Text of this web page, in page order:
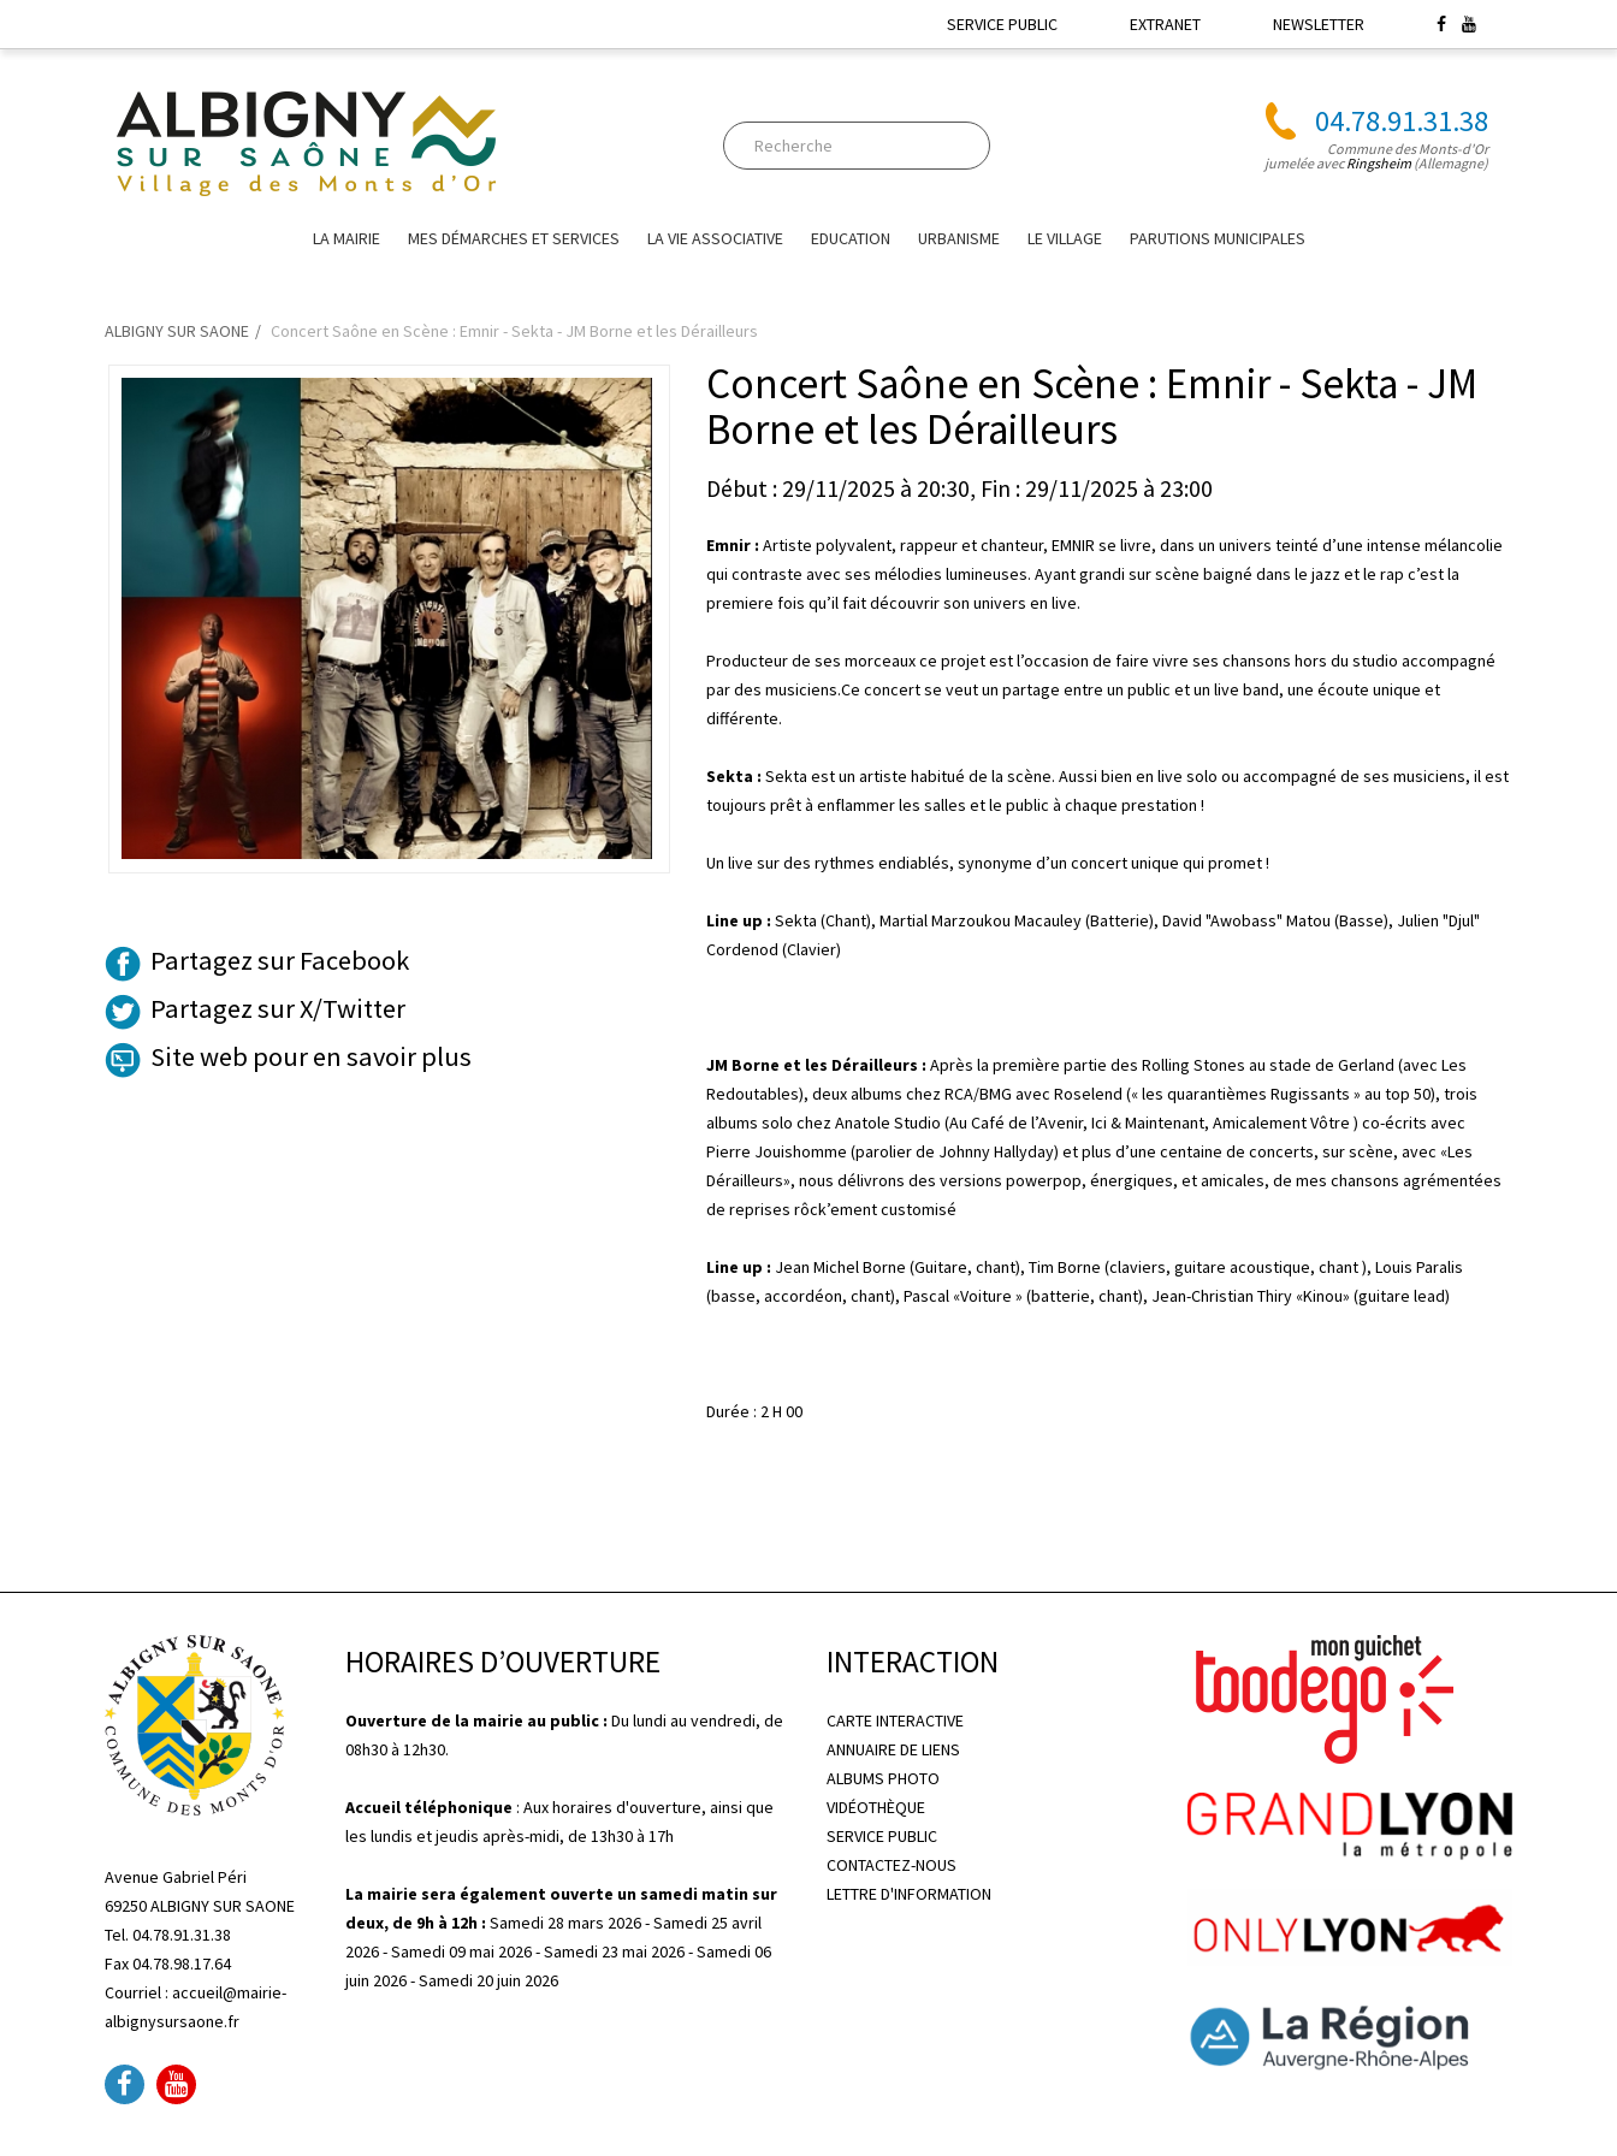
SERVICE PUBLIC EXTRANET NEWSLETTER
04.78.91.31.38
Commune des Monts-d'Or
jumelée avecRingsheim (Allemagne)
LA MAIRIE MES DÉMARCHES ET SERVICES LA VIE ASSOCIATIVE EDUCATION URBANISME LE VILLAGE PARUTIONS MUNICIPALES
ALBIGNY SUR SAONE Concert Saône en Scène : Emnir - Sekta - JM Borne et les Dérailleurs
Partagez sur Facebook
Partagez sur X/Twitter
Site web pour en savoir plus
Concert Saône en Scène : Emnir - Sekta - JM
Borne et les Dérailleurs
Début : 29/11/2025 à 20:30, Fin : 29/11/2025 à 23:00
Emnir : Artiste polyvalent, rappeur et chanteur, EMNIR se livre, dans un univers teinté d’une intense mélancolie
qui contraste avec ses mélodies lumineuses. Ayant grandi sur scène baigné dans le jazz et le rap c’est la
premiere fois qu’il fait découvrir son univers en live.
Producteur de ses morceaux ce projet est l’occasion de faire vivre ses chansons hors du studio accompagné
par des musiciens.Ce concert se veut un partage entre un public et un live band, une écoute unique et
différente.
Sekta : Sekta est un artiste habitué de la scène. Aussi bien en live solo ou accompagné de ses musiciens, il est
toujours prêt à enflammer les salles et le public à chaque prestation !
Un live sur des rythmes endiablés, synonyme d’un concert unique qui promet !
Line up : Sekta (Chant), Martial Marzoukou Macauley (Batterie), David "Awobass" Matou (Basse), Julien "Djul"
Cordenod (Clavier)
JM Borne et les Dérailleurs : Après la première partie des Rolling Stones au stade de Gerland (avec Les
Redoutables), deux albums chez RCA/BMG avec Roselend (« les quarantièmes Rugissants » au top 50), trois
albums solo chez Anatole Studio (Au Café de l’Avenir, Ici & Maintenant, Amicalement Vôtre ) co-écrits avec
Pierre Jouishomme (parolier de Johnny Hallyday) et plus d’une centaine de concerts, sur scène, avec «Les
Dérailleurs», nous délivrons des versions powerpop, énergiques, et amicales, de mes chansons agrémentées
de reprises rôck’ement customisé
Line up : Jean Michel Borne (Guitare, chant), Tim Borne (claviers, guitare acoustique, chant ), Louis Paralis
(basse, accordéon, chant), Pascal «Voiture » (batterie, chant), Jean-Christian Thiry «Kinou» (guitare lead)
Durée : 2 H 00
Avenue Gabriel Péri
69250 ALBIGNY SUR SAONE
Tel. 04.78.91.31.38
Fax 04.78.98.17.64
Courriel : accueil@mairie-
albignysursaone.fr
HORAIRES D’OUVERTURE
Ouverture de la mairie au public : Du lundi au vendredi, de
08h30 à 12h30.
Accueil téléphonique : Aux horaires d'ouverture, ainsi que
les lundis et jeudis après-midi, de 13h30 à 17h
La mairie sera également ouverte un samedi matin sur
deux, de 9h à 12h : Samedi 28 mars 2026 - Samedi 25 avril
2026 - Samedi 09 mai 2026 - Samedi 23 mai 2026 - Samedi 06
juin 2026 - Samedi 20 juin 2026
INTERACTION
CARTE INTERACTIVE
ANNUAIRE DE LIENS
ALBUMS PHOTO
VIDÉOTHÈQUE
SERVICE PUBLIC
CONTACTEZ-NOUS
LETTRE D'INFORMATION